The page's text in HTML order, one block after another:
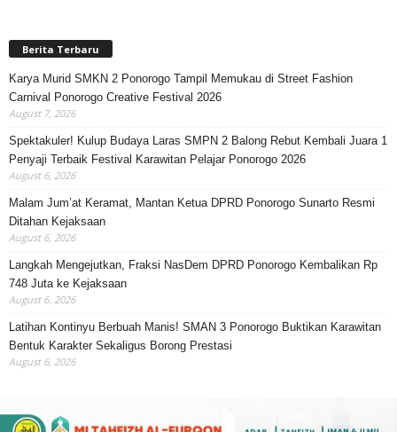
Berita Terbaru
Karya Murid SMKN 2 Ponorogo Tampil Memukau di Street Fashion
Carnival Ponorogo Creative Festival 2026
August 7, 2026
Spektakuler! Kulup Budaya Laras SMPN 2 Balong Rebut Kembali Juara 1
Penyaji Terbaik Festival Karawitan Pelajar Ponorogo 2026
August 6, 2026
Malam Jum’at Keramat, Mantan Ketua DPRD Ponorogo Sunarto Resmi
Ditahan Kejaksaan
August 6, 2026
Langkah Mengejutkan, Fraksi NasDem DPRD Ponorogo Kembalikan Rp
748 Juta ke Kejaksaan
August 6, 2026
Latihan Kontinyu Berbuah Manis! SMAN 3 Ponorogo Buktikan Karawitan
Bentuk Karakter Sekaligus Borong Prestasi
August 6, 2026